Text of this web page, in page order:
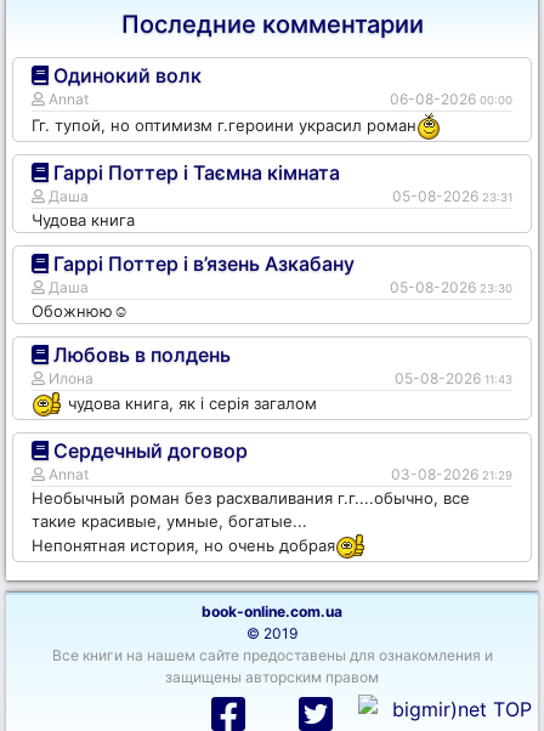
Последние комментарии
Одинокий волк
Annat 06-08-2026 00:00
Гг. тупой, но оптимизм г.героини украсил роман
Гаррі Поттер і Таємна кімната
Даша 05-08-2026 23:31
Чудова книга
Гаррі Поттер і в’язень Азкабану
Даша 05-08-2026 23:30
Обожнюю☺️
Любовь в полдень
Илона 05-08-2026 11:43
чудова книга, як і серія загалом
Сердечный договор
Annat 03-08-2026 21:29
Необычный роман без расхваливания г.г....обычно, все
такие красивые, умные, богатые...
Непонятная история, но очень добрая
book-online.com.ua
© 2019
Все книги на нашем сайте предоставены для ознакомления и
защищены авторским правом